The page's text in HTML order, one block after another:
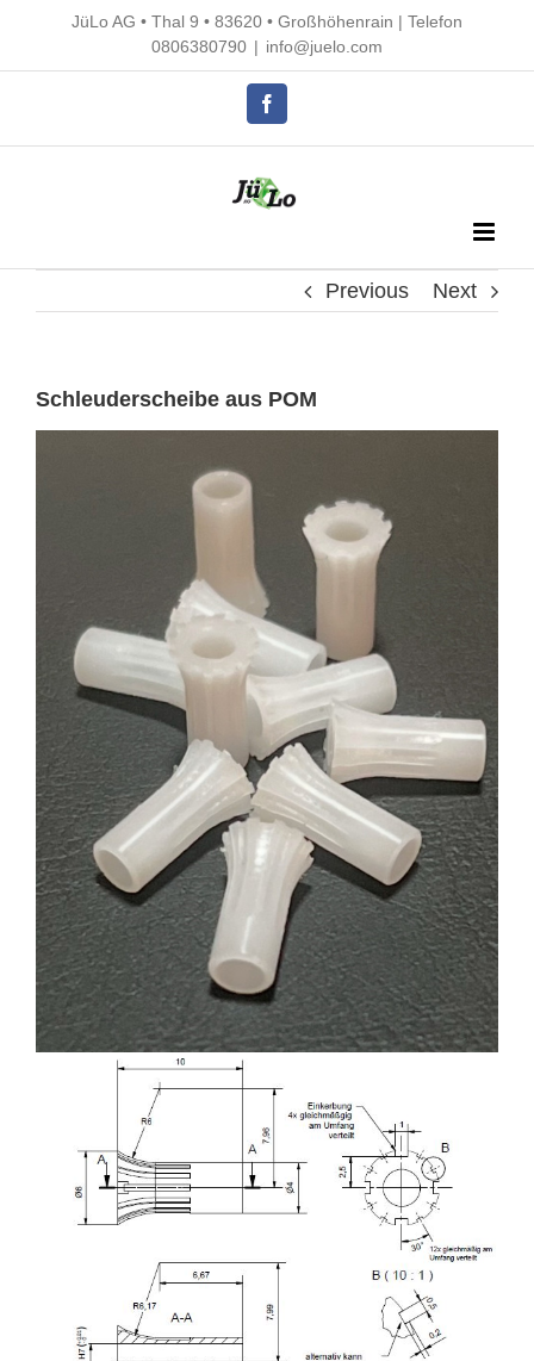
content
JüLo AG • Thal 9 • 83620 • Großhöhenrain | Telefon
0806380790 | info@juelo.com
Previous Next
Schleuderscheibe aus POM